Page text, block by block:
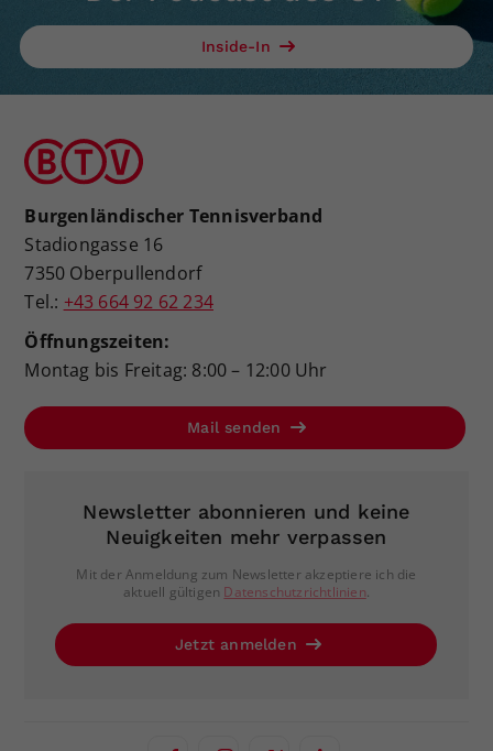
Inside-In
Burgenländischer Tennisverband
Stadiongasse 16
7350 Oberpullendorf
Tel.: +43 664 92 62 234
Öffnungszeiten:
Montag bis Freitag: 8:00 – 12:00 Uhr
Mail senden
Newsletter abonnieren und keine
Neuigkeiten mehr verpassen
Mit der Anmeldung zum Newsletter akzeptiere ich die
aktuell gültigen Datenschutzrichtlinien.
Jetzt anmelden